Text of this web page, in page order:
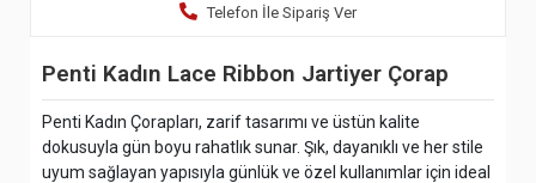
Telefon İle Sipariş Ver
Penti Kadın Lace Ribbon Jartiyer Çorap
Penti Kadın Çorapları, zarif tasarımı ve üstün kalite
dokusuyla gün boyu rahatlık sunar. Şık, dayanıklı ve her stile
uyum sağlayan yapısıyla günlük ve özel kullanımlar için ideal